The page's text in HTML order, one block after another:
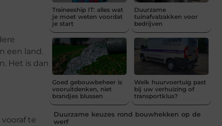
een land.
Het is dan
te
Traineeship IT: alles wat
je moet weten voordat
je start
Duurzame
tuinafvalzakken voor
bedrijven
Goed gebouwbeheer is
vooruitdenken, niet
brandjes blussen
Welk huurvoertuig past
bij uw verhuizing of
transportklus?
Duurzame keuzes rond bouwhekken op de
werf